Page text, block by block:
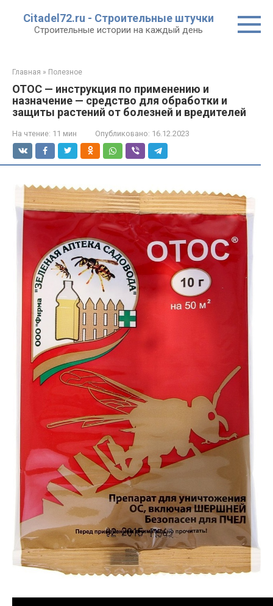
контенту
Citadel72.ru - Строительные штучки
Строительные истории на каждый день
Главная » Полезное
ОТОС — инструкция по применению и
назначение — средство для обработки и
защиты растений от болезней и вредителей
На чтение: 11 мин Опубликовано: 16.12.2023